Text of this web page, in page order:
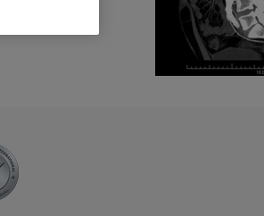
requieren